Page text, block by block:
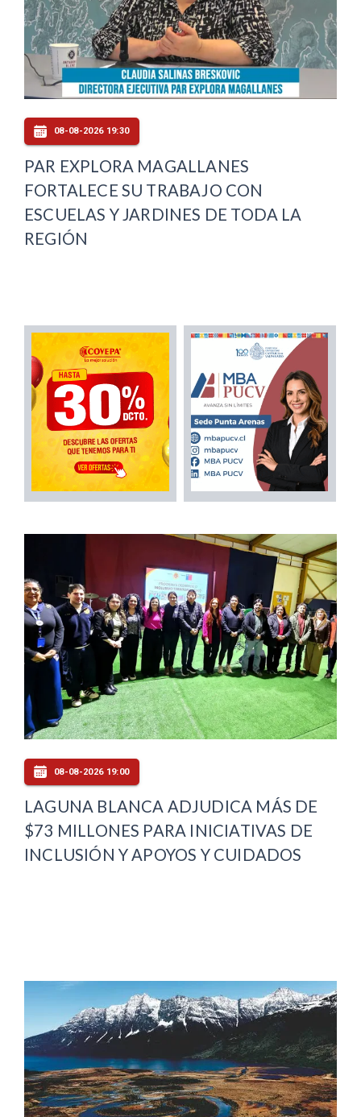
08-08-2026 19:30
PAR EXPLORA MAGALLANES
FORTALECE SU TRABAJO CON
ESCUELAS Y JARDINES DE TODA LA
REGIÓN
08-08-2026 19:00
LAGUNA BLANCA ADJUDICA MÁS DE
$73 MILLONES PARA INICIATIVAS DE
INCLUSIÓN Y APOYOS Y CUIDADOS